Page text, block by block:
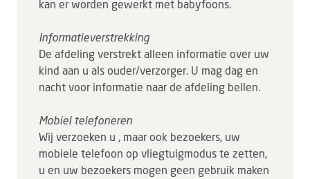
kan er worden gewerkt met babyfoons.
Informatieverstrekking
De afdeling verstrekt alleen informatie over uw
kind aan u als ouder/verzorger. U mag dag en
nacht voor informatie naar de afdeling bellen.
Mobiel telefoneren
Wij verzoeken u , maar ook bezoekers, uw
mobiele telefoon op vliegtuigmodus te zetten,
u en uw bezoekers mogen geen gebruik maken